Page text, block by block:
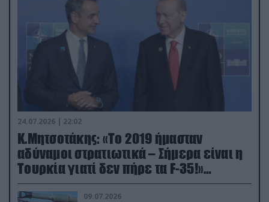
24.07.2026 | 22:02
Κ.Μητσοτάκης: «Το 2019 ήμασταν
αδύναμοι στρατιωτικά – Σήμερα είναι η
Τουρκία γιατί δεν πήρε τα F-35!»
(βίντεο)
09.07.2026